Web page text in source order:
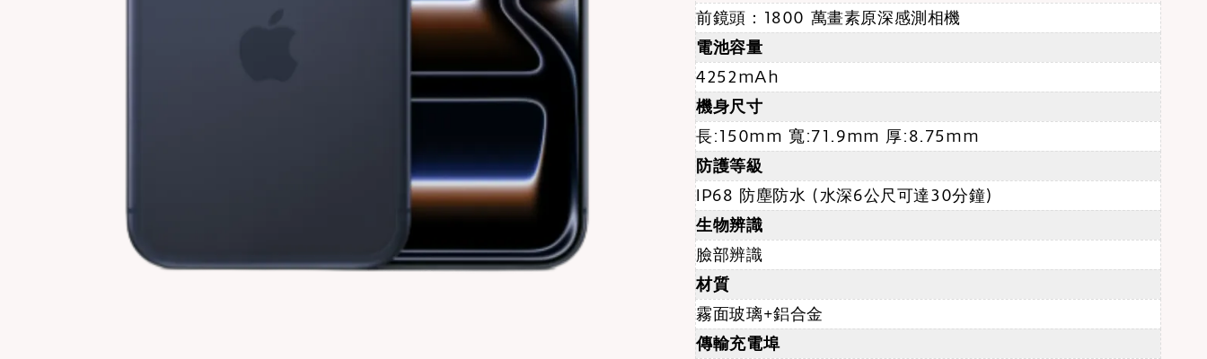
前鏡頭：1800 萬畫素原深感測相機
電池容量
4252mAh
機身尺寸
長:150mm 寬:71.9mm 厚:8.75mm
防護等級
IP68 防塵防水 (水深6公尺可達30分鐘)
生物辨識
臉部辨識
材質
霧面玻璃+鋁合金
傳輸充電埠